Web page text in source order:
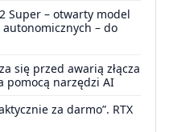
Super – otwarty model
– do
się przed awarią złącza
pomocą narzędzi AI
za darmo”. RTX